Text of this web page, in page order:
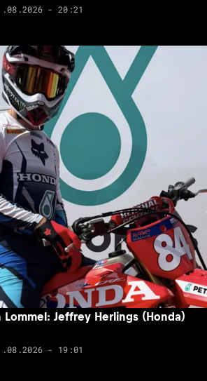
- 20:21
Lommel: Jeffrey Herlings (Honda)
- 19:01